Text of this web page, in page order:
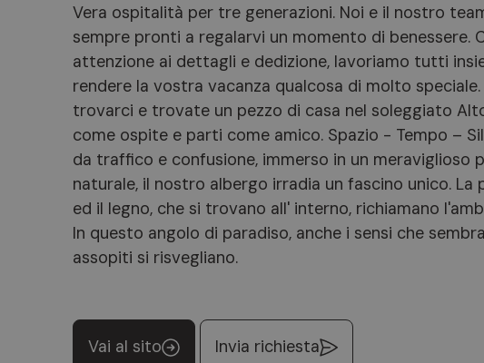
Vera ospitalità per tre generazioni. Noi e il nostro
sempre pronti a regalarvi un momento di benessere.
attenzione ai dettagli e dedizione, lavoriamo tutti
rendere la vostra vacanza qualcosa di molto speciale.
trovarci e trovate un pezzo di casa nel soleggiato
come ospite e parti come amico. Spazio - Tempo –
da traffico e confusione, immerso in un meraviglioso
naturale, il nostro albergo irradia un fascino unico. La
ed il legno, che si trovano all' interno, richiamano
In questo angolo di paradiso, anche i sensi che
assopiti si risvegliano.
Vai al sito Invia richiesta